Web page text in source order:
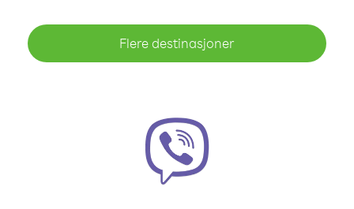
Flere destinasjoner